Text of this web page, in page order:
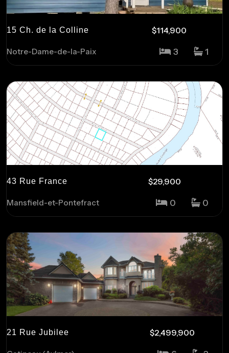
15 Ch. de la Colline
Notre-Dame-de-la-Paix
$114,900
3 1
43 Rue France
Mansfield-et-Pontefract
$29,900
0 0
21 Rue Jubilee $2,499,900